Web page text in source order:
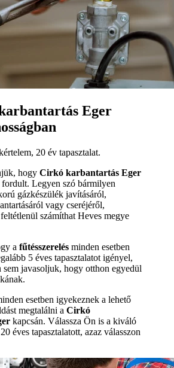
Eger
20 év tapasztalat.
hogy Cirkó karbantartás Eger
fordult. Legyen szó bármilyen
gázkészülék javításáról,
vagy cseréjéről,
számíthat Heves megye
a fűtésszerelés minden esetben
5 éves tapasztalatot igényel,
sem javasoljuk, hogy otthon egyedül
esetben igyekeznek a lehető
megtalálni a Cirkó
kapcsán. Válassza Ön is a kiváló
éves tapasztalatott, azaz válasszon